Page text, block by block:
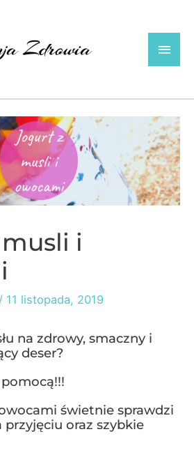
Main
i
/ 11 listopada, 2019
na zdrowy, smaczny i
deser?
świetnie sprawdzi
przyjęciu oraz szybkie